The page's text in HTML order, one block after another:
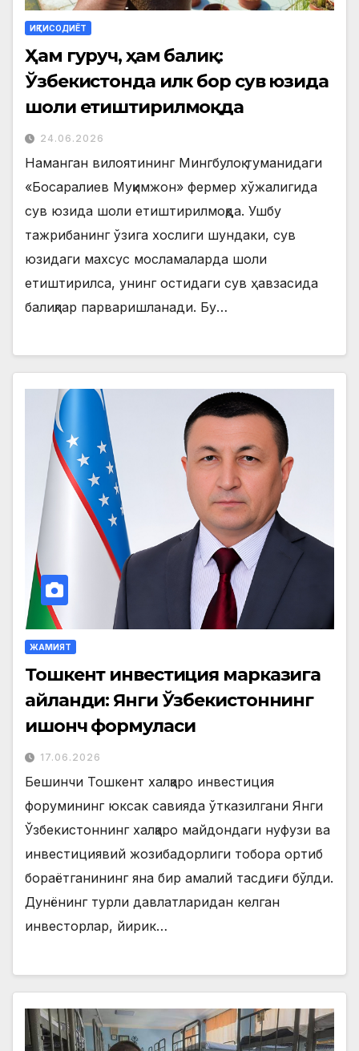
ИҚТИСОДИЁТ
Ҳам гуруч, ҳам балиқ:
Ўзбекистонда илк бор сув юзида
шоли етиштирилмоқда
24.06.2026
Наманган вилоятининг Мингбулоқ туманидаги
«Босаралиев Муқимжон» фермер хўжалигида
сув юзида шоли етиштирилмоқда. Ушбу
тажрибанинг ўзига хослиги шундаки, сув
юзидаги махсус мосламаларда шоли
етиштирилса, унинг остидаги сув ҳавзасида
балиқлар парваришланади. Бу…
ЖАМИЯТ
Тошкент инвестиция марказига
айланди: Янги Ўзбекистоннинг
ишонч формуласи
17.06.2026
Бешинчи Тошкент халқаро инвестиция
форумининг юксак савияда ўтказилгани Янги
Ўзбекистоннинг халқаро майдондаги нуфузи ва
инвестициявий жозибадорлиги тобора ортиб
бораётганининг яна бир амалий тасдиғи бўлди.
Дунёнинг турли давлатларидан келган
инвесторлар, йирик…